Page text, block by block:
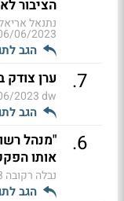
הציבור
נתנאל
06/2023 16:40
הגב
7
. ערן צודק ב
dw
16:39
הגב
6
.
"מנהל
אותו
נבלה רקובה
הגב